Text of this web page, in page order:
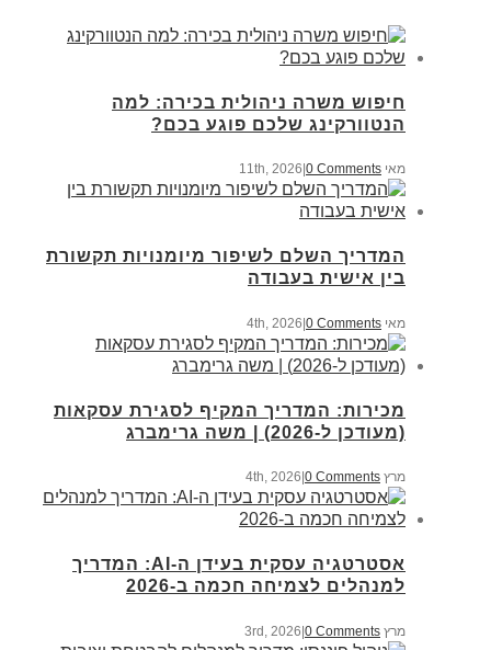
חיפוש משרה ניהולית בכירה: למה
הנטוורקינג שלכם פוגע בכם?
מאי 11th, 2026 0 Comments
המדריך השלם לשיפור מיומנויות תקשורת
בין אישית בעבודה
מאי 4th, 2026 |0 Comments
מכירות: המדריך המקיף לסגירת עסקאות
(מעודכן ל-2026) | משה גרימברג
מרץ 4th, 2026 0 Comments
אסטרטגיה עסקית בעידן ה-AI: המדריך
למנהלים לצמיחה חכמה ב-2026
מרץ 3rd, 2026 |0 Comments